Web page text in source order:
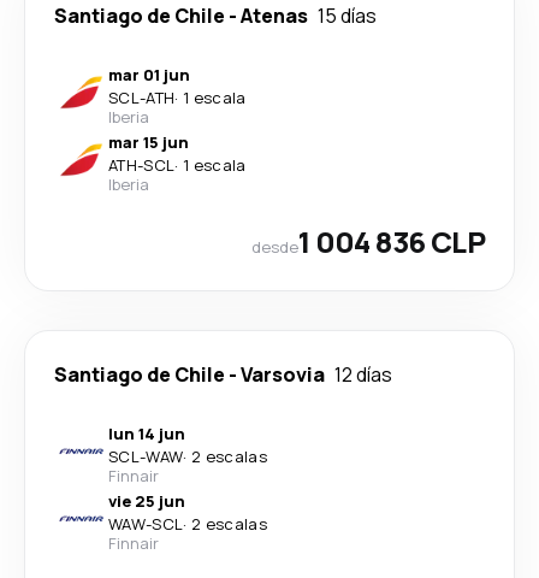
Santiago de Chile -Atenas 15 días
mar 01 jun
SCL-ATH· 1 escala
Iberia
mar 15 jun
ATH-SCL· 1 escala
Iberia
desde1 004 836 CLP
Santiago de Chile -Varsovia 12 días
lun 14 jun
SCL-WAW· 2 escalas
Finnair
vie 25 jun
WAW-SCL· 2 escalas
Finnair